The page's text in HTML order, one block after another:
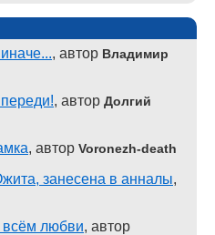
, автор Владимир
, автор Долгий
, автор Voronezh-death
занесена в анналы,
любви, автор